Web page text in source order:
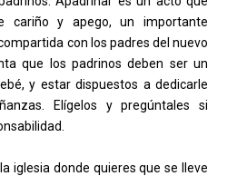
cariño y apego, un importante
con los padres del nuevo
que los padrinos deben ser un
y estar dispuestos a dedicarle
Elígelos y pregúntales si
iglesia donde quieres que se lleve